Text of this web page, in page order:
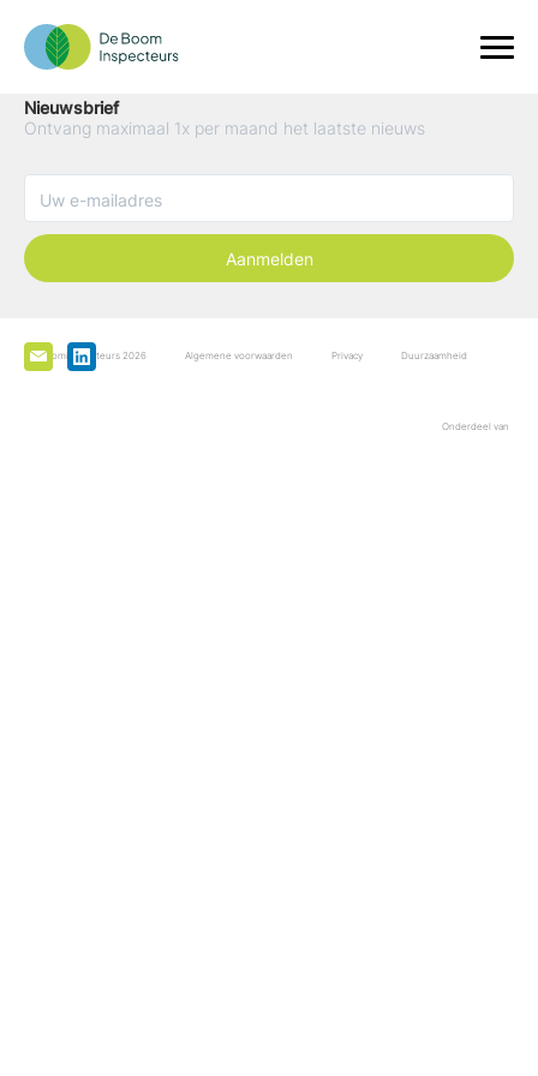
Nieuwsbrief
Ontvang maximaal 1x per maand het laatste nieuws
Aanmelden
De Boominspecteurs 2026 Algemene voorwaarden Privacy Duurzaamheid
Onderdeel van